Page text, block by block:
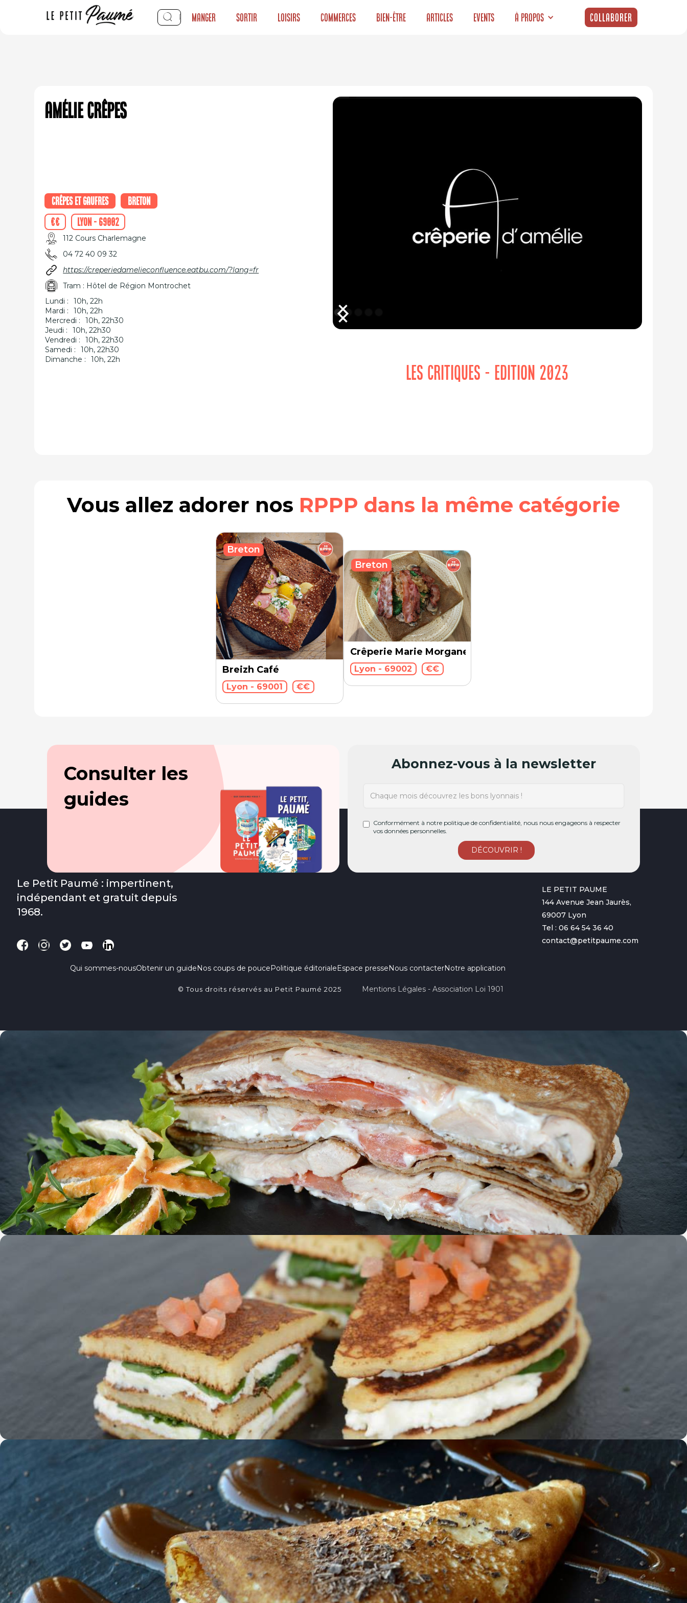
Manger Sortir Loisirs Commerces Bien-être Articles Events À propos Collaborer
Amélie Crêpes
Crêpes et Gaufres
Breton
€€
Lyon - 69002
112 Cours Charlemagne
04 72 40 09 32
https://creperiedamelieconfluence.eatbu.com/?lang=fr
Tram : Hôtel de Région Montrochet
Lundi :
10h, 22h
Mardi :
10h, 22h
Mercredi :
10h, 22h30
Jeudi :
10h, 22h30
Vendredi :
10h, 22h30
Samedi :
10h, 22h30
Dimanche :
10h, 22h
LES CRITIQUES - EDITION 2023
Vous allez adorer nos RPPP dans la même catégorie
Breizh Café
Lyon - 69001 €€
Breton
Crêperie Marie Morgane
Lyon - 69002 €€
Breton
Consulter les
guides
Abonnez-vous à la newsletter
Conformément à notre politique de confidentialité, nous nous engageons à respecter
vos données personnelles.
Le Petit Paumé : impertinent,
indépendant et gratuit depuis
1968.
Qui sommes-nousObtenir un guideNos coups de poucePolitique éditorialeEspace presseNous contacterNotre application
LE PETIT PAUME
144 Avenue Jean Jaurès,
69007 Lyon
Tel : 06 64 54 36 40
contact@petitpaume.com
© Tous droits réservés au Petit Paumé 2025 Mentions Légales - Association Loi 1901